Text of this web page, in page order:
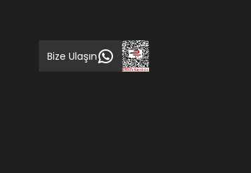
Bize Ulaşın